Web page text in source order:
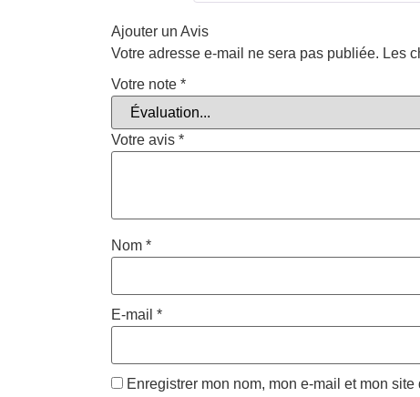
Ajouter un Avis
Votre adresse e-mail ne sera pas publiée. Les
Votre note *
Votre avis *
Nom *
E-mail *
Enregistrer mon nom, mon e-mail et mon